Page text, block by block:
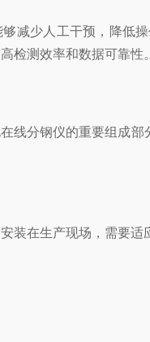
少人工干预，降低操
检测效率和数据可靠性。
分钢仪的重要组成部
在生产现场，需要适